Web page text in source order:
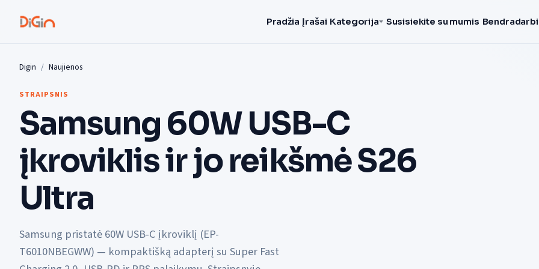
Pradžia Įrašai Kategorija Susisiekite su mumis
Digin Naujienos
STRAIPSNIS
Samsung 60W USB-C
įkroviklis ir jo reikšmė S26
Ultra
Samsung pristatė 60W USB-C įkroviklį (EP-
T6010NBEGWW) — kompaktišką adapterį su Super Fast